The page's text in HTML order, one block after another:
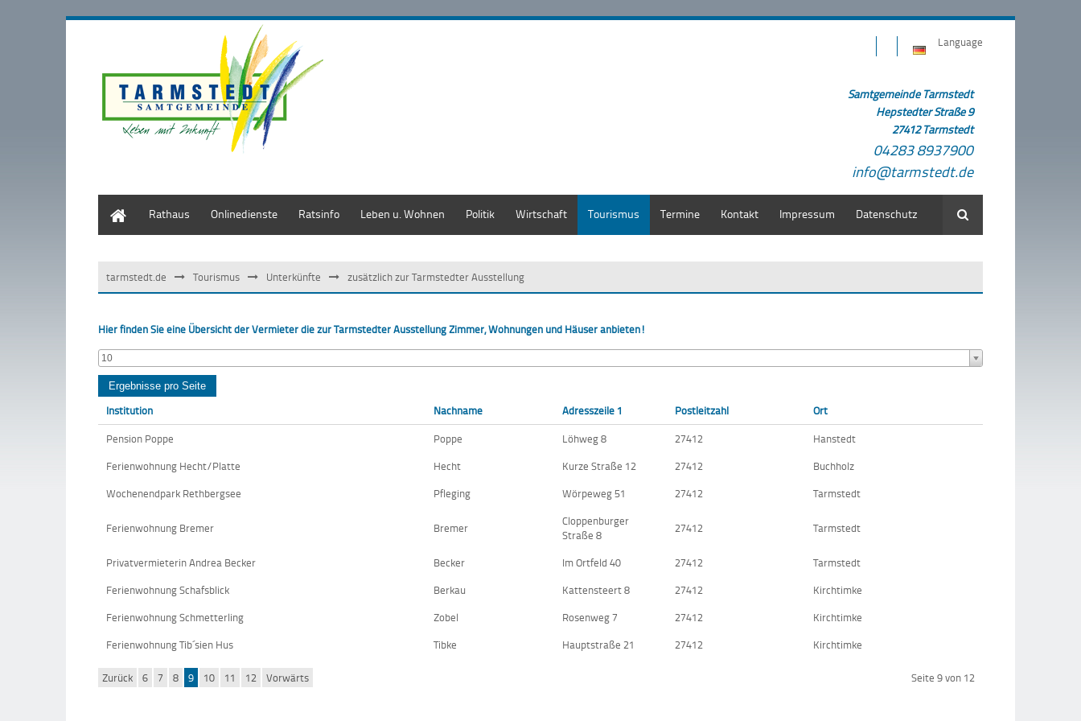
Language
Samtgemeinde Tarmstedt
Hepstedter Straße 9
27412 Tarmstedt
04283 8937900
info@tarmstedt.de
Rathaus Onlinedienste Ratsinfo Leben u. Wohnen Politik Wirtschaft Tourismus Termine Kontakt Impressum Datenschutz Suche
tarmstedt.de Tourismus Unterkünfte zusätzlich zur Tarmstedter Ausstellung
Hier finden Sie eine Übersicht der Vermieter die zur Tarmstedter Ausstellung Zimmer, Wohnungen und Häuser anbieten!
10
Institution Nachname Adresszeile 1 Postleitzahl
Ort
Pension Poppe
Poppe Löhweg 8 27412
Hanstedt
Ferienwohnung Hecht/Platte
Hecht Kurze Straße 12 27412
Buchholz
Wochenendpark Rethbergsee
Pfleging Wörpeweg 51 27412 Tarmstedt
Ferienwohnung Bremer Bremer
Cloppenburger
Straße 8
27412 Tarmstedt
Privatvermieterin Andrea Becker Becker Im Ortfeld 40 27412
Tarmstedt
Ferienwohnung Schafsblick
Berkau Kattensteert 8 27412
Kirchtimke
Ferienwohnung Schmetterling
Zobel Rosenweg 7 27412
Kirchtimke
Ferienwohnung Tib´sien Hus
Tibke Hauptstraße 21 27412 Kirchtimke
Seite 9 von 12
Zurück 6 7 8 9 10 11 12 Vorwärts